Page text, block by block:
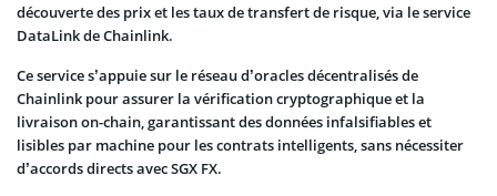
découverte des prix et les taux de transfert de risque, via le service
DataLink de Chainlink.
Ce service s’appuie sur le réseau d’oracles décentralisés de
Chainlink pour assurer la vérification cryptographique et la
livraison on-chain, garantissant des données infalsifiables et
lisibles par machine pour les contrats intelligents, sans nécessiter
d’accords directs avec SGX FX.